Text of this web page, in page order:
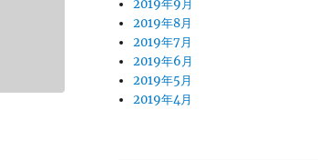
2019年9月
2019年8月
2019年7月
2019年6月
2019年5月
2019年4月